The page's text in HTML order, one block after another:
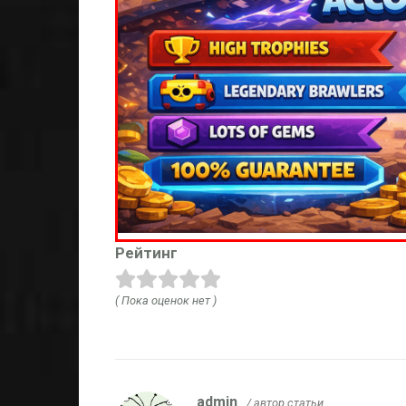
Рейтинг
( Пока оценок нет )
admin / автор статьи